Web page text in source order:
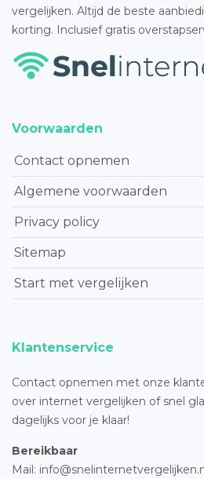
vergelijken. Altijd de beste
korting. Inclusief gratis
Voorwaarden
Contact opnemen
Algemene voorwaarden
Privacy policy
Sitemap
Start met vergelijken
Klantenservice
Contact opnemen met onze
over internet vergelijken of snel
dagelijks voor je klaar!
Bereikbaar
Mail: